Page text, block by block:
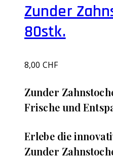
Zunder
80stk.
8,00 CHF
‌Zunder
Frische und
Erlebe die
Zunder